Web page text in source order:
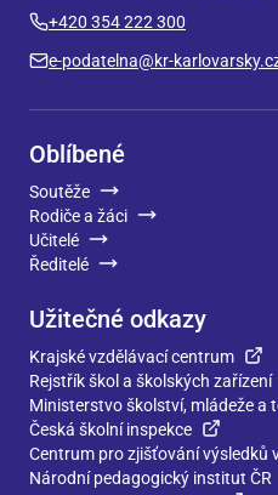
+420 354 222 300
e-podatelna@kr-
Oblíbené
Soutěže
Rodiče a žáci
Učitelé
Ředitelé
Užitečné odkazy
Krajské vzdělávací centrum
Rejstřík škol a školských zařízení
Ministerstvo školství, mládeže a
Česká školní inspekce
Centrum pro zjišťování výsledků
Národní pedagogický institut ČR